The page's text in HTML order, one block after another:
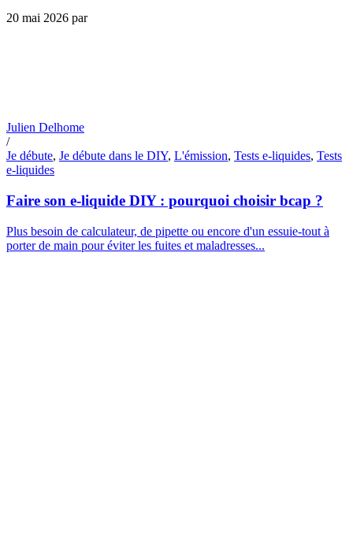
20 mai 2026 par
Julien Delhome
/
Je débute, Je débute dans le DIY, L'émission, Tests e-liquides, Tests
e-liquides
Faire son e-liquide DIY : pourquoi choisir bcap ?
Plus besoin de calculateur, de pipette ou encore d'un essuie-tout à
porter de main pour éviter les fuites et maladresses...